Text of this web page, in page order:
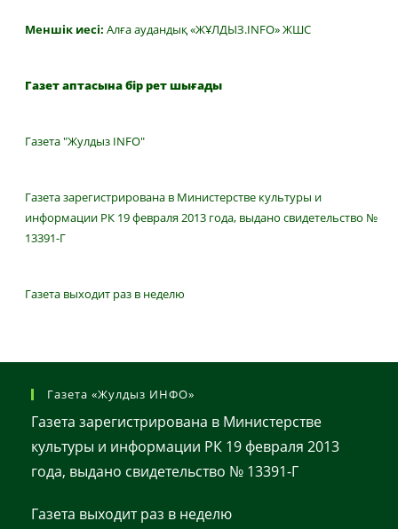
Меншік иесі: Алға аудандық «ЖҰЛДЫЗ.INFO» ЖШС
Газет аптасына бір рет шығады
Газета "Жулдыз INFO"
Газета зарегистрирована в Министерстве культуры и
информации РК 19 февраля 2013 года, выдано свидетельство №
13391-Г
Газета выходит раз в неделю
Газета «Жулдыз ИНФО»
Газета зарегистрирована в Министерстве
культуры и информации РК 19 февраля 2013
года, выдано свидетельство № 13391-Г
Газета выходит раз в неделю